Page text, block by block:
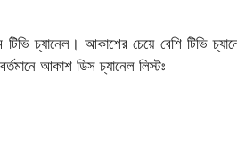
চ্যানেল। আকাশের চেয়ে বেশি টিভি
আকাশ ডিস চ্যানেল লিস্টঃ